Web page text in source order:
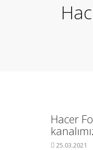
Hacer
25.03.2021